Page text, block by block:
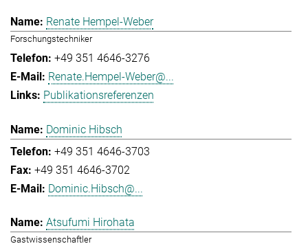
Renate Hempel-Weber
Forschungstechniker
+49 351 4646-3276
Renate.Hempel-Weber@...
Publikationsreferenzen
Dominic Hibsch
+49 351 4646-3703
+49 351 4646-3702
Dominic.Hibsch@...
Atsufumi Hirohata
Gastwissenschaftler